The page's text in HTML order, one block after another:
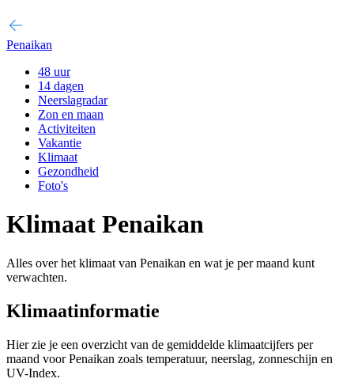
Penaikan
48 uur
14 dagen
Neerslagradar
Zon en maan
Activiteiten
Vakantie
Klimaat
Gezondheid
Foto's
Klimaat Penaikan
Alles over het klimaat van Penaikan en wat je per maand kunt
verwachten.
Klimaatinformatie
Hier zie je een overzicht van de gemiddelde klimaatcijfers per
maand voor Penaikan zoals temperatuur, neerslag, zonneschijn en
UV-Index.